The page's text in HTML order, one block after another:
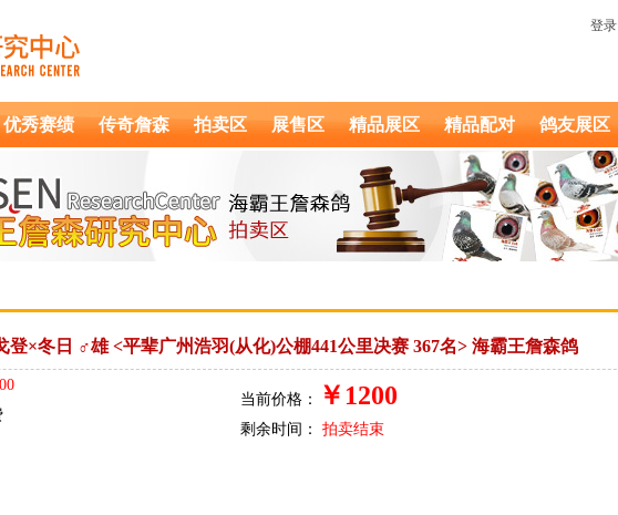
登录
优秀赛绩 传奇詹森 拍卖区 展售区 精品展区 精品配对 鸽友展区
登×冬日 ♂雄 <平辈广州浩羽(从化)公棚441公里决赛 367名> 海霸王詹森鸽
当前价格： ￥ 1200
剩余时间： 拍卖结束